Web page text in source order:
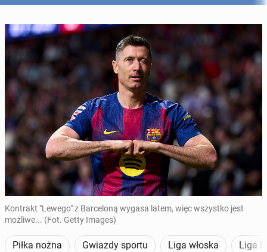
Kontrakt "Lewego" z Barceloną wygasa latem, więc wszystko jest
możliwe... (Fot. Getty Images)
Piłka nożna Gwiazdy sportu Liga włoska Liga